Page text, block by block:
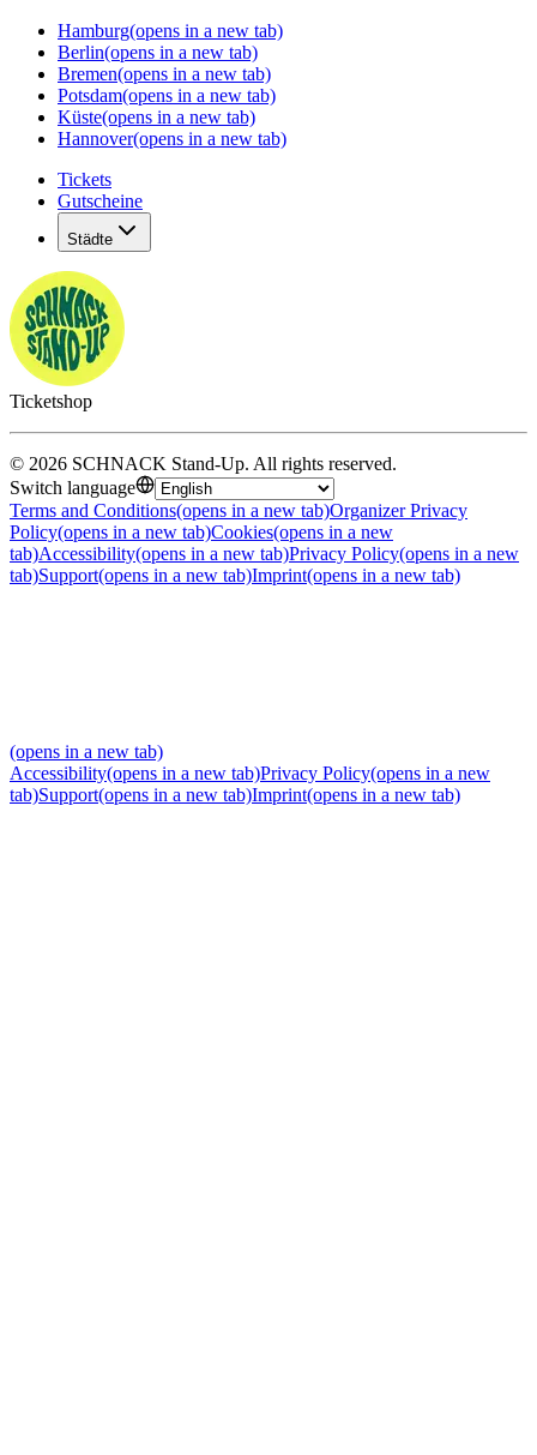
Hamburg(opens in a new tab)
Berlin(opens in a new tab)
Bremen(opens in a new tab)
Potsdam(opens in a new tab)
Küste(opens in a new tab)
Hannover(opens in a new tab)
Tickets
Gutscheine
Städte
Ticketshop
© 2026 SCHNACK Stand-Up. All rights reserved.
Switch language
Terms and Conditions(opens in a new tab)Organizer Privacy
Policy(opens in a new tab)Cookies(opens in a new
tab)Accessibility(opens in a new tab)Privacy Policy(opens in a new
tab)Support(opens in a new tab)Imprint(opens in a new tab)
(opens in a new tab)
Accessibility(opens in a new tab)Privacy Policy(opens in a new
tab)Support(opens in a new tab)Imprint(opens in a new tab)